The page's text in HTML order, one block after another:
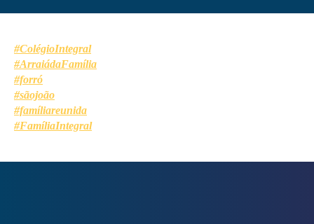
#ColégioIntegral
#ArraiádaFamília
#forró
#sãojoão
#famíliareunida
#FamíliaIntegral